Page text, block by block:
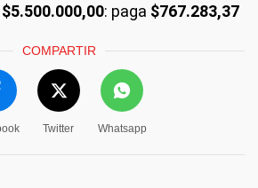
$5.500.000,00: paga $767.283,37
COMPARTIR
Twitter Whatsapp